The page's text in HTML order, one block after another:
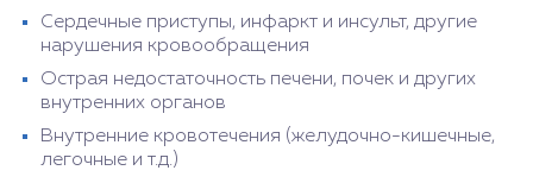
Сердечные приступы, инфаркт и инсульт, другие
нарушения кровообращения
Острая недостаточность печени, почек и других
внутренних органов
Внутренние кровотечения (желудочно-кишечные,
легочные и т.д.)